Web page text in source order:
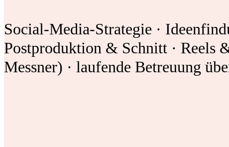
Social-Media-Strategie ·
Postproduktion & Schnitt · Reels
Messner) · laufende Betreuung